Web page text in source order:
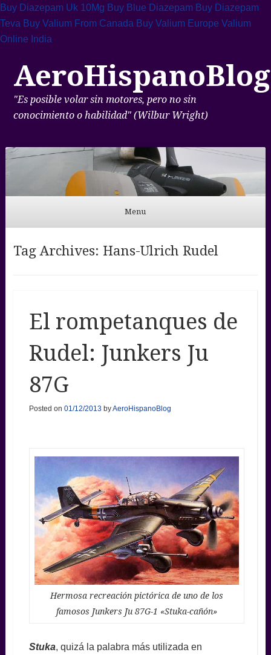
Buy Diazepam Uk 10Mg Buy Blue Diazepam Buy Diazepam
Teva Buy Valium From Canada Buy Valium Europe Valium
Online India
AeroHispanoBlog
"Es posible volar sin motores, pero no sin
conocimiento o habilidad" (Wilbur Wright)
Menu
Tag Archives: Hans-Ulrich Rudel
El rompetanques de
Rudel: Junkers Ju
87G
Posted on 01/12/2013 byAeroHispanoBlog
Hermosa recreación pictórica de uno de los
famosos Junkers Ju 87G-1 «Stuka-cañón»
Stuka, quizá la palabra más utilizada en